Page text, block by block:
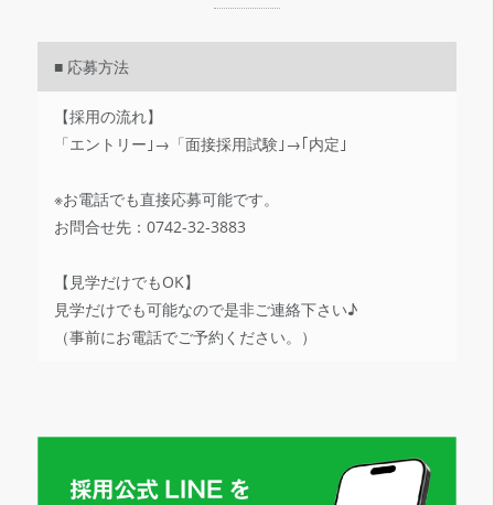
■ 応募方法
【採用の流れ】
「エントリー｣→「面接採用試験｣→｢内定｣
※お電話でも直接応募可能です。
お問合せ先：0742-32-3883
【見学だけでもOK】
見学だけでも可能なので是非ご連絡下さい♪
（事前にお電話でご予約ください。）